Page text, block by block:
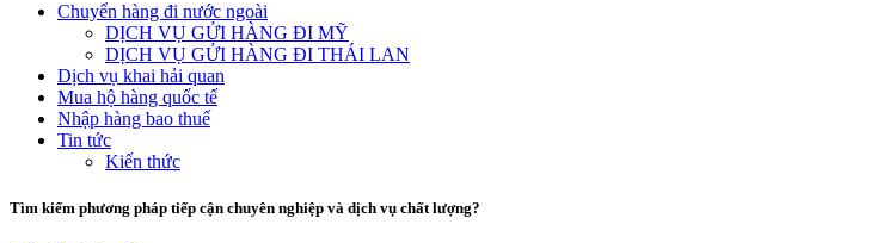
Chuyển hàng đi nước ngoài
DỊCH VỤ GỬI HÀNG ĐI MỸ
DỊCH VỤ GỬI HÀNG ĐI THÁI LAN
Dịch vụ khai hải quan
Mua hộ hàng quốc tế
Nhập hàng bao thuế
Tin tức
Kiến thức
Tìm kiếm phương pháp tiếp cận chuyên nghiệp và dịch vụ chất lượng?